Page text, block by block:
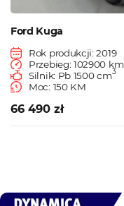
Ford Kuga
Rok produkcji: 2019
Przebieg: 102900 km
Silnik: Pb 1500 cm3
Moc: 150 KM
66 490 zł